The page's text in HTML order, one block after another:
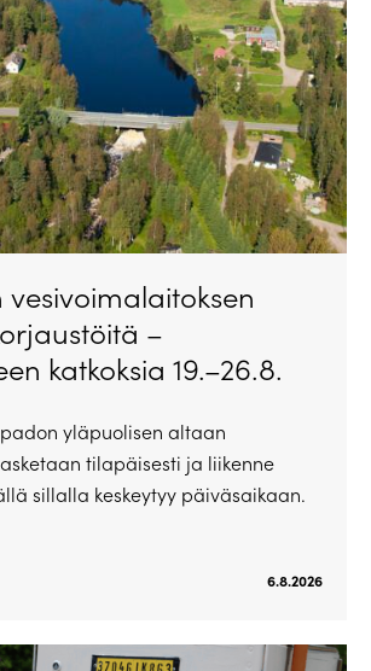
–
katkoksia 19.–26.8.
yläpuolisen altaan
tilapäisesti ja liikenne
sillalla keskeytyy päiväsaikaan.
6.8.2026